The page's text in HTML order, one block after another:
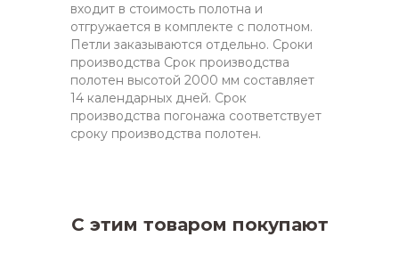
входит в стоимость полотна и
отгружается в комплекте с полотном.
Петли заказываются отдельно. Сроки
производства Срок производства
полотен высотой 2000 мм составляет
14 календарных дней. Срок
производства погонажа соответствует
сроку производства полотен.
С этим товаром покупают